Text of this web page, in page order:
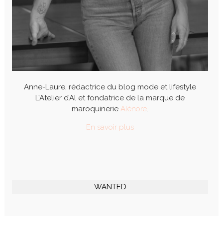
Anne-Laure, rédactrice du blog mode et lifestyle
L’Atelier d’Al et fondatrice de la marque de
maroquinerie Alénore.
En savoir plus
WANTED